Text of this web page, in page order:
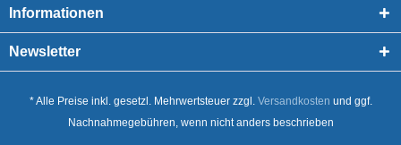
Informationen
Newsletter
* Alle Preise inkl. gesetzl. Mehrwertsteuer zzgl. Versandkosten und ggf.
Nachnahmegebühren, wenn nicht anders beschrieben